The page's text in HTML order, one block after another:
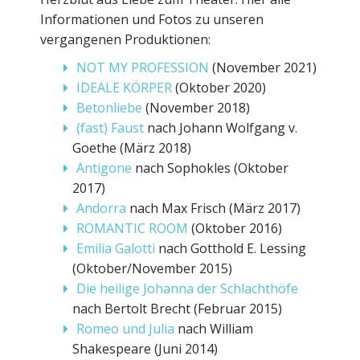
Informationen und Fotos zu unseren
vergangenen Produktionen:
NOT MY PROFESSION (November 2021)
IDEALE KÖRPER(Oktober 2020)
Betonliebe (November 2018)
(fast) Faust nach Johann Wolfgang v.
Goethe (März 2018)
Antigone nach Sophokles (Oktober
2017)
Andorra nach Max Frisch (März 2017)
ROMANTIC ROOM (Oktober 2016)
Emilia Galotti nach Gotthold E. Lessing
(Oktober/November 2015)
Die heilige Johanna der Schlachthöfe
nach Bertolt Brecht (Februar 2015)
Romeo und Julia nach William
Shakespeare (Juni 2014)